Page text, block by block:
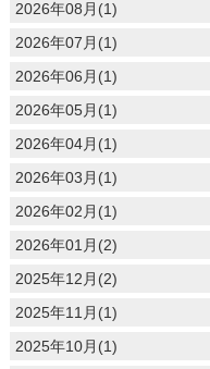
2026年08月(1)
2026年07月(1)
2026年06月(1)
2026年05月(1)
2026年04月(1)
2026年03月(1)
2026年02月(1)
2026年01月(2)
2025年12月(2)
2025年11月(1)
2025年10月(1)